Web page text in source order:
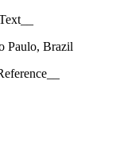
Paulo, Brazil